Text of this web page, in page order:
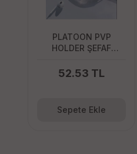
PLATOON PVP
HOLDER ŞEFAF
52.53 TL
Sepete Ekle